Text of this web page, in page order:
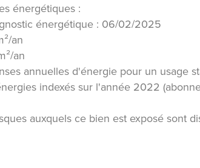
énergétiques :
énergétique : 06/02/2025
an
an
annuelles d'énergie pour un usage
indexés sur l'année 2022
auxquels ce bien est exposé sont